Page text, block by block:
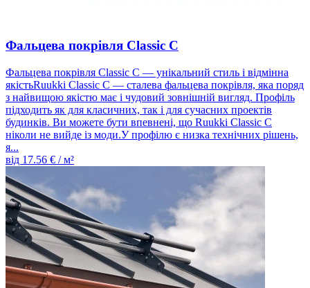
Фальцева покрівля Classic C
Фальцева покрівля Classic C — унікальний стиль і відмінна
якістьRuukki Classic C — сталева фальцева покрівля, яка поряд
з найвищою якістю має і чудовий зовнішній вигляд. Профіль
підходить як для класичних, так і для сучасних проектів
будинків. Ви можете бути впевнені, що Ruukki Classic C
ніколи не вийде із моди.У профілю є низка технічних рішень,
я...
від 17.56 € / м²